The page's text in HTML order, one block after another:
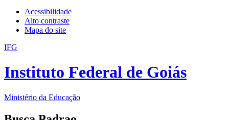
Acessibilidade
Alto contraste
Mapa do site
IFG
Instituto Federal de Goiás
Ministério da Educação